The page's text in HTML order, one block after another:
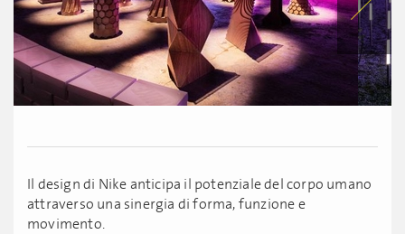
Il design di Nike anticipa il potenziale del corpo umano
attraverso una sinergia di forma, funzione e
movimento.